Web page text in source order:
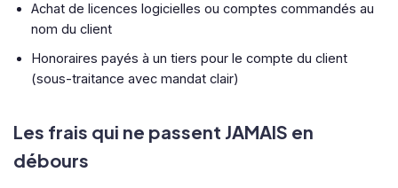
Achat de licences logicielles ou comptes commandés au
nom du client
Honoraires payés à un tiers pour le compte du client
(sous-traitance avec mandat clair)
Les frais qui ne passent JAMAIS en
débours